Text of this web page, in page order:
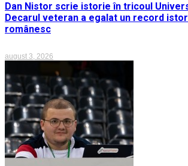
Dan Nistor scrie istorie în tricoul
Decarul veteran a egalat un record
românesc
august 3, 2026